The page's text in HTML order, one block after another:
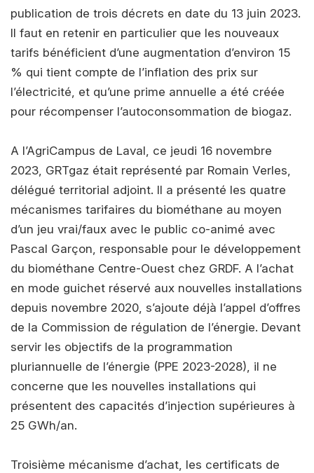
publication de trois décrets en date du 13 juin 2023.
Il faut en retenir en particulier que les nouveaux
tarifs bénéficient d’une augmentation d’environ 15
% qui tient compte de l’inflation des prix sur
l’électricité, et qu’une prime annuelle a été créée
pour récompenser l’autoconsommation de biogaz.
A l’AgriCampus de Laval, ce jeudi 16 novembre
2023, GRTgaz était représenté par Romain Verles,
délégué territorial adjoint. Il a présenté les quatre
mécanismes tarifaires du biométhane au moyen
d’un jeu vrai/faux avec le public co-animé avec
Pascal Garçon, responsable pour le développement
du biométhane Centre-Ouest chez GRDF. A l’achat
en mode guichet réservé aux nouvelles installations
depuis novembre 2020, s’ajoute déjà l’appel d’offres
de la Commission de régulation de l’énergie. Devant
servir les objectifs de la programmation
pluriannuelle de l’énergie (PPE 2023-2028), il ne
concerne que les nouvelles installations qui
présentent des capacités d’injection supérieures à
25 GWh/an.
Troisième mécanisme d’achat, les certificats de